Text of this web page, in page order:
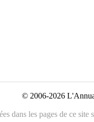
© 2006-2026
dans les pages de ce